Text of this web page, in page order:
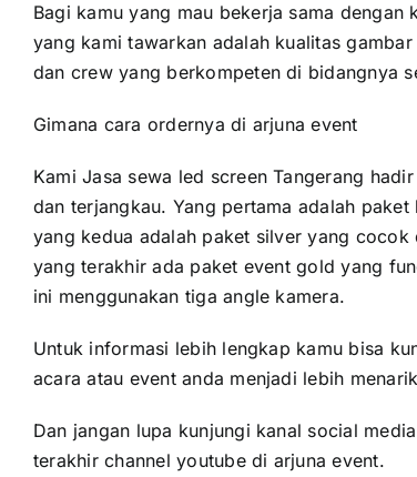
Bagi kamu yang mau bekerja sama
yang kami tawarkan adalah kualitas
dan crew yang berkompeten di bidangnya
Gimana cara ordernya di arjuna event
Kami Jasa sewa led screen Tangerang
dan terjangkau. Yang pertama adalah
yang kedua adalah paket silver yang
yang terakhir ada paket event gold yang
ini menggunakan tiga angle kamera.
Untuk informasi lebih lengkap kamu bisa
acara atau event anda menjadi lebih
Dan jangan lupa kunjungi kanal social
terakhir channel youtube di arjuna event.